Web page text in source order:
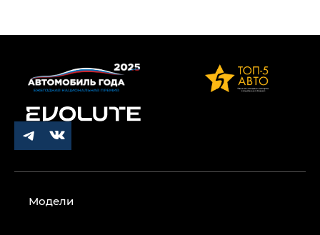
Модели